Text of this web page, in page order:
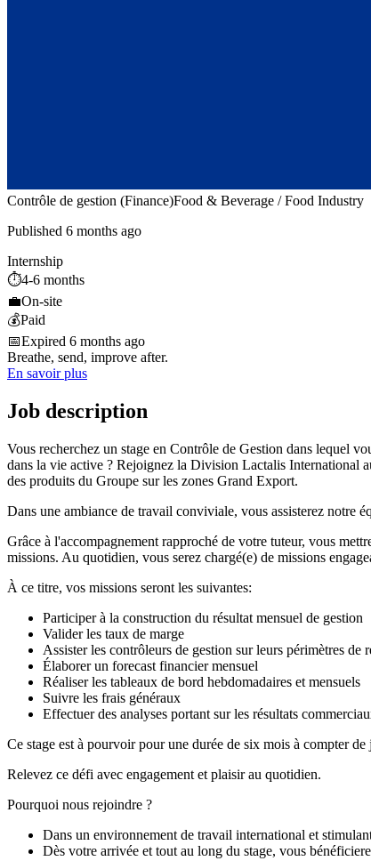
Contrôle de gestion (Finance)Food & Beverage / Food Industry
Published 6 months ago
Internship
⏱️4-6 months
💼On-site
💰Paid
📅Expired 6 months ago
Breathe, send, improve after.
En savoir plus
Job description
Vous recherchez un stage en Contrôle de Gestion dans lequel
dans la vie active ? Rejoignez la Division Lactalis International
des produits du Groupe sur les zones Grand Export.
Dans une ambiance de travail conviviale, vous assisterez notre
Grâce à l'accompagnement rapproché de votre tuteur, vous
missions. Au quotidien, vous serez chargé(e) de missions
À ce titre, vos missions seront les suivantes:
Participer à la construction du résultat mensuel de gestion
Valider les taux de marge
Assister les contrôleurs de gestion sur leurs périmètres de
Élaborer un forecast financier mensuel
Réaliser les tableaux de bord hebdomadaires et mensuels
Suivre les frais généraux
Effectuer des analyses portant sur les résultats
Ce stage est à pourvoir pour une durée de six mois à compter
Relevez ce défi avec engagement et plaisir au quotidien.
Pourquoi nous rejoindre ?
Dans un environnement de travail international et
Dès votre arrivée et tout au long du stage, vous